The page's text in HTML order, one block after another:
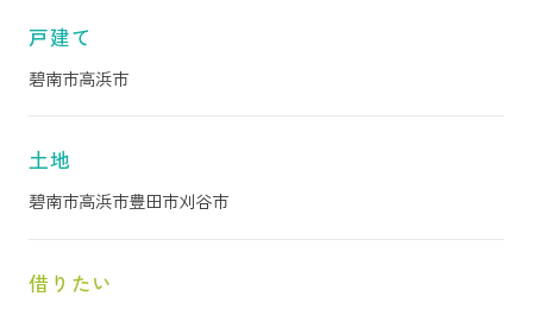
戸建て
碧南市高浜市
土地
碧南市高浜市豊田市刈谷市
借りたい